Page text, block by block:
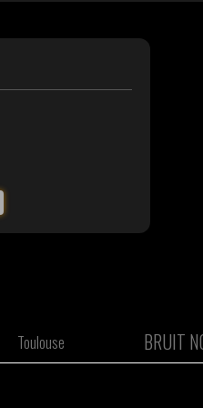
Toulouse BRUIT